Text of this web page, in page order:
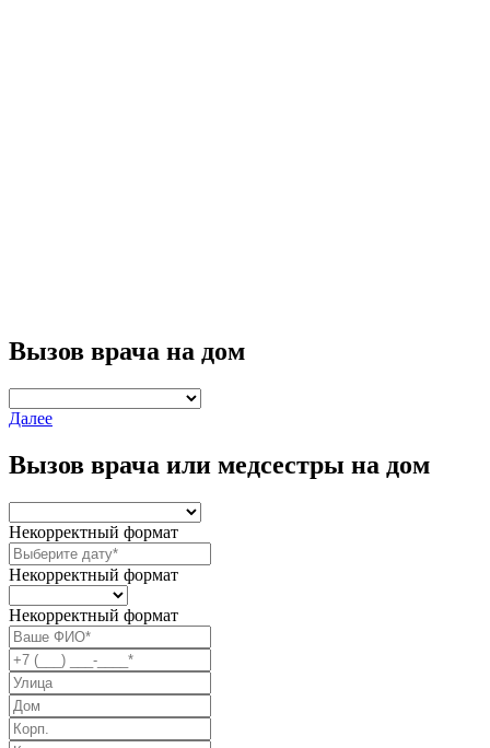
Вызов врача на дом
Далее
Вызов врача или медсестры на дом
Некорректный формат
Некорректный формат
Некорректный формат